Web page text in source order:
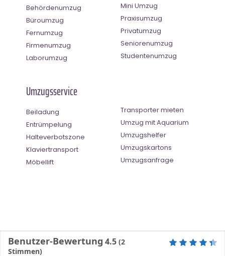
Behördenumzug
Büroumzug
Fernumzug
Firmenumzug
Laborumzug
Mini Umzug
Praxisumzug
Privatumzug
Seniorenumzug
Studentenumzug
Umzugsservice
Beiladung
Entrümpelung
Halteverbotszone
Klaviertransport
Möbellift
Transporter mieten
Umzug mit Aquarium
Umzugshelfer
Umzugskartons
Umzugsanfrage
Benutzer-Bewertung 4.5 (2
Stimmen)